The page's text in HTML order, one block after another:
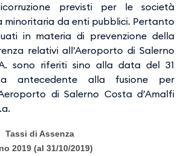
previsti per le società
minoritaria da enti pubblici. Pertanto
in materia di prevenzione della
relativi all’Aeroporto di Salerno
sono riferiti sino alla data del 31
antecedente alla fusione per
di Salerno Costa d’Amalfi
Tassi di Assenza
2019 (al 31/10/2019)